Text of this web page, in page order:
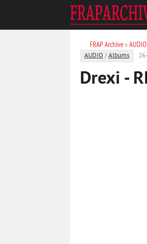
FRAP Archive» AUDIO
AUDIO /Albums
Drexi -